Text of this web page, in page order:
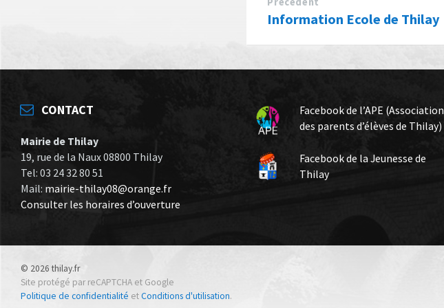
k
Information Ecole de Thilay
CONTACT
Mairie de Thilay
19, rue de la Naux 08800 Thilay
Tel: 03 24 32 80 51
Mail: mairie-thilay08@orange.fr
Consulter les horaires d’ouverture
Facebook de l’APE (Association
des parents d’élèves de Thilay)
Facebook de la Jeunesse de
Thilay
© 2026 thilay.fr
Site protégé par reCAPTCHA et Google
Politique de confidentialité etConditions d'utilisation.